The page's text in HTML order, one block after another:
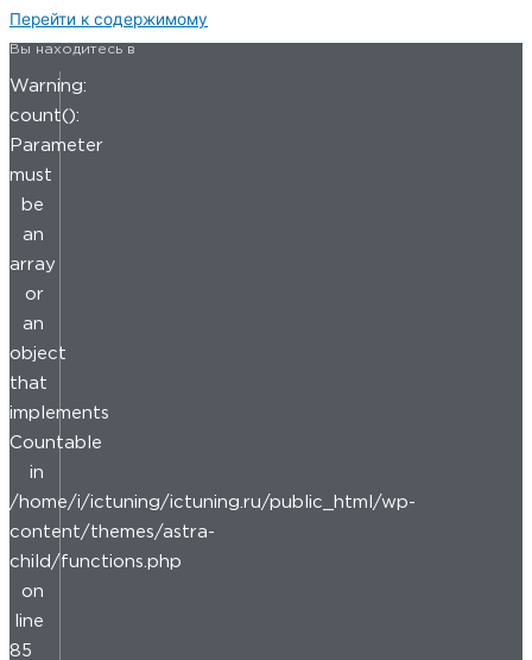
Перейти к содержимому
Вы находитесь в
Warning:
count():
Parameter
must
be
an
array
or
an
object
that
implements
Countable
in
/home/i/ictuning/ictuning.ru/public_html/wp-
content/themes/astra-
child/functions.php
on
line
85